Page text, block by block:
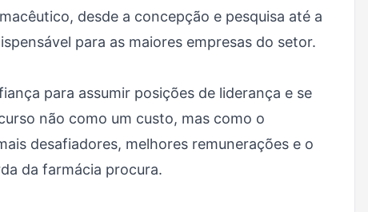
desde a concepção e pesquisa até a
para as maiores empresas do setor.
para assumir posições de liderança e se
não como um custo, mas como o
desafiadores, melhores remunerações e o
da farmácia procura.